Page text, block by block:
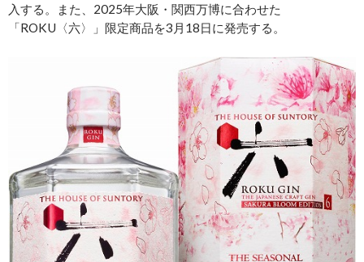
入する。また、2025年大阪・関西万博に合わせた
「ROKU〈六〉」限定商品を3月18日に発売する。